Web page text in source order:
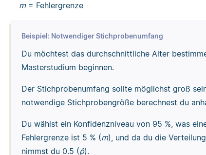
m= Fehlergrenze
Beispiel: Notwendiger Stichprobenumfang
Du möchtest das durchschnittliche Alter
Masterstudium beginnen.
Der Stichprobenumfang sollte möglichst groß
notwendige Stichprobengröße berechnest du
Du wählst ein Konfidenzniveau von 95 %, was
Fehlergrenze ist 5 % (m), und da du die
nimmst du 0.5 (p̂).